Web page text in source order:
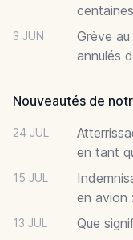
3 JUN
Grève
annulés
Nouveautés de
24 JUL
en tant
15 JUL
en avion
13 JUL Que